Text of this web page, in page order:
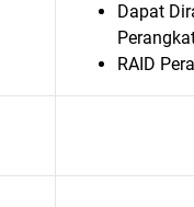
Dapat
RAID